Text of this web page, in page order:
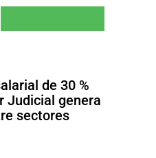
de 30 %
Judicial genera
sectores